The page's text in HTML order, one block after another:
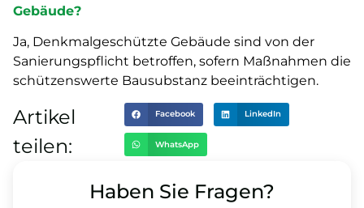
Gebäude?
Ja, Denkmalgeschützte Gebäude sind von der
Sanierungspflicht betroffen, sofern Maßnahmen die
schützenswerte Bausubstanz beeinträchtigen.
Artikel
teilen:
Facebook LinkedIn
WhatsApp
Haben Sie Fragen?